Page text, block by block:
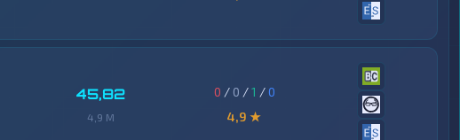
45,82
4,9 M
0 / 0 /1 /0
4,9 ★